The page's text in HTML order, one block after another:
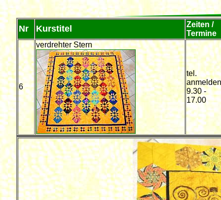
Nr Kurstitel
Zeiten /
Termine
6
verdrehter Stern
tel.
anmelden
9.30 -
17.00